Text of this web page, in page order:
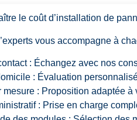
le coût d’installation de
vous accompagne à
: Échangez avec nos
: Évaluation
mesure : Proposition adaptée
: Prise en charge